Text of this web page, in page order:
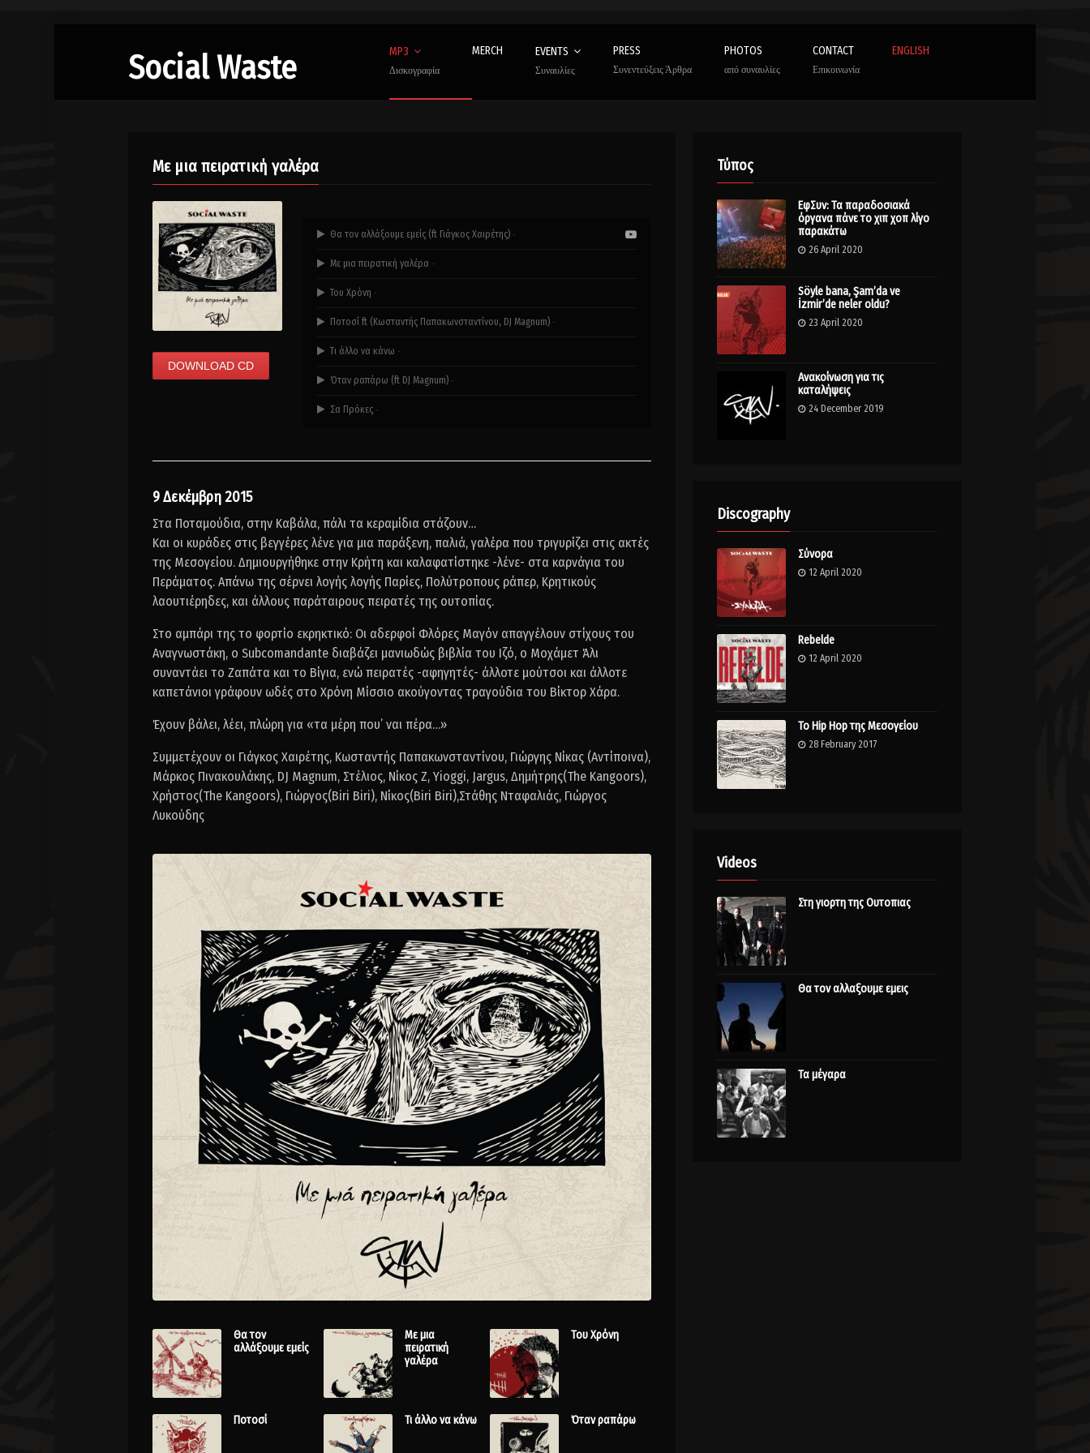
Social Waste MP3
Δισκογραφία
MERCH EVENTS
Συναυλίες
PRESS
Συνεντεύξεις Άρθρα
PHOTOS
από συναυλίες
CONTACT
Επικοινωνία
ENGLISH
Με μια πειρατική γαλέρα
DOWNLOAD CD
Θα τον αλλάξουμε εμείς (ft Γιάγκος Χαιρέτης)-
Με μια πειρατική γαλέρα -
Του Χρόνη -
Ποτοσί ft (Κωσταντής Παπακωνσταντίνου, DJ Magnum)-
Τι άλλο να κάνω -
Όταν ραπάρω (ft DJ Magnum)-
Σα Πρόκες-
9 Δεκέμβρη 2015
Στα Ποταμούδια, στην Καβάλα, πάλι τα κεραμίδια στάζουν…
Και οι κυράδες στις βεγγέρες λένε για μια παράξενη, παλιά, γαλέρα που τριγυρίζει στις ακτές
της Μεσογείου. Δημιουργήθηκε στην Κρήτη και καλαφατίστηκε -λένε- στα καρνάγια του
Περάματος. Απάνω της σέρνει λογής λογής Παρίες, Πολύτροπους ράπερ, Κρητικούς
λαουτιέρηδες, και άλλους παράταιρους πειρατές της ουτοπίας.
Στο αμπάρι της το φορτίο εκρηκτικό: Οι αδερφοί Φλόρες Μαγόν απαγγέλουν στίχους του
Αναγνωστάκη, ο Subcomandante διαβάζει μανιωδώς βιβλία του Ιζό, ο Μοχάμετ Άλι
συναντάει το Ζαπάτα και το Βίγια, ενώ πειρατές -αφηγητές- άλλοτε μούτσοι και άλλοτε
καπετάνιοι γράφουν ωδές στο Χρόνη Μίσσιο ακούγοντας τραγούδια του Βίκτορ Χάρα.
Έχουν βάλει, λέει, πλώρη για «τα μέρη που’ ναι πέρα…»
Συμμετέχουν οι Γιάγκος Χαιρέτης, Κωσταντής Παπακωνσταντίνου, Γιώργης Νίκας (Αντίποινα),
Μάρκος Πινακουλάκης, DJ Magnum, Στέλιος, Νίκος Ζ, Yioggi, Jargus, Δημήτρης(The Kangoors),
Χρήστος(The Kangoors), Γιώργος(Biri Biri), Νίκος(Biri Biri),Στάθης Νταφαλιάς, Γιώργος
Λυκούδης
Θα τον
αλλάξουμε εμείς
Με μια
πειρατική
γαλέρα
Του Χρόνη
Ποτοσί Τι άλλο να κάνω Όταν ραπάρω
Τύπος
ΕφΣυν: Τα παραδοσιακά
όργανα πάνε το χιπ χοπ λίγο
παρακάτω
26 April 2020
Söyle bana, Şam’da ve
İzmir’de neler oldu?
23 April 2020
Ανακοίνωση για τις
καταλήψεις
24 December 2019
Discography
Σύνορα
12 April 2020
Rebelde
12 April 2020
Το Hip Hop της Μεσογείου
28 February 2017
Videos
Στη γιορτη της Ουτοπιας
Θα τον αλλαξουμε εμεις
Τα μέγαρα